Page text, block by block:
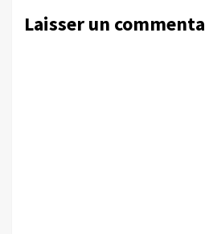
Laisser un